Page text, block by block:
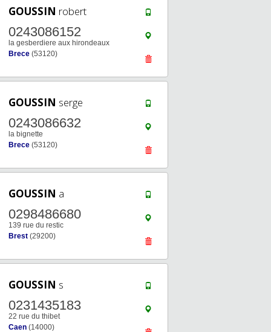
GOUSSIN robert
0243086152
la gesberdiere aux hirondeaux
Brece (53120)
GOUSSIN serge
0243086632
la bignette
Brece (53120)
GOUSSIN a
0298486680
139 rue du restic
Brest (29200)
GOUSSIN s
0231435183
22 rue du thibet
Caen (14000)